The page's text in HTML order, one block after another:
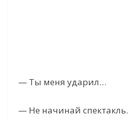
— Ты меня ударил…
— Не начинай спектакль.